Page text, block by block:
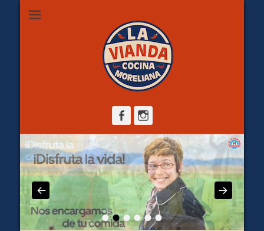
La Vianda Cocina
Moreliana |
Comida casera en
Camelinas sobre Ezequiel Calderón #30 esquina Av. Solidaridad.
Servicio para comer aquí, llevar o pedir a domicilio.
FacebookInstagram
••••••